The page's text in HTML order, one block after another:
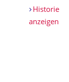
Historie
anzeigen